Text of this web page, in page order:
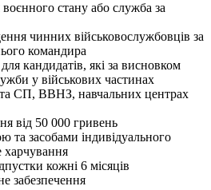
воєнного стану або служба за
чинних військовослужбовців за
командира
кандидатів, які за висновком
у військових частинах
СП, ВВНЗ, навчальних центрах
від 50 000 гривень
та засобами індивідуального
харчування
кожні 6 місяців
забезпечення